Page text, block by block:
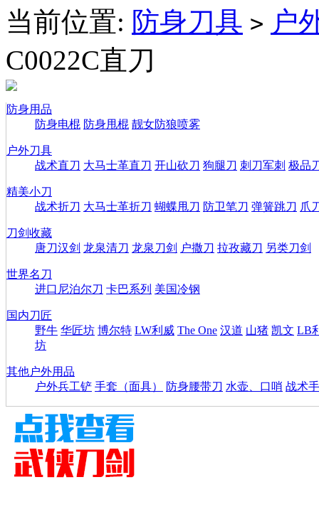
当前位置: 防身刀具 > 户
C0022C直刀
防身用品
防身电棍 防身甩棍 靓女防狼喷雾
户外刀具
战术直刀 大马士革直刀 开山砍刀 狗腿刀 刺刀军刺 极品
精美小刀
战术折刀 大马士革折刀 蝴蝶甩刀 防卫笔刀 弹簧跳刀 爪
刀剑收藏
唐刀汉剑 龙泉清刀 龙泉刀剑 户撒刀 拉孜藏刀 另类刀剑
世界名刀
进口尼泊尔刀 卡巴系列 美国冷钢
国内刀匠
野牛 华匠坊 博尔特 LW利威 The One 汉道 山猪 凯文 LB
坊
其他户外用品
户外兵工铲 手套（面具） 防身腰带刀 水壶、口哨 战术